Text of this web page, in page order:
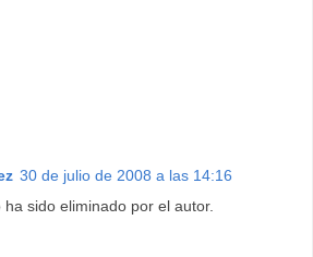
30 de julio de 2008 a las 14:16
sido eliminado por el autor.